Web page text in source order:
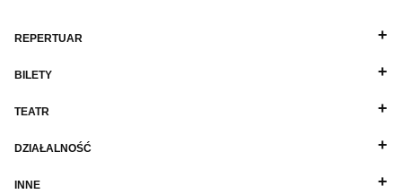
REPERTUAR
BILETY
TEATR
DZIAŁALNOŚĆ
INNE